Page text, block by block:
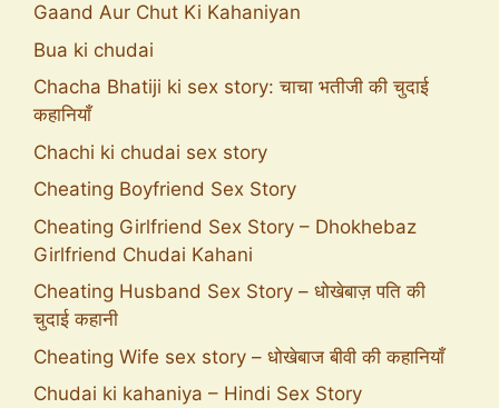
Gaand Aur Chut Ki Kahaniyan
Bua ki chudai
Chacha Bhatiji ki sex story: चाचा भतीजी की चुदाई
कहानियाँ
Chachi ki chudai sex story
Cheating Boyfriend Sex Story
Cheating Girlfriend Sex Story – Dhokhebaz
Girlfriend Chudai Kahani
Cheating Husband Sex Story – धोखेबाज़ पति की
चुदाई कहानी
Cheating Wife sex story – धोखेबाज बीवी की कहानियाँ
Chudai ki kahaniya – Hindi Sex Story